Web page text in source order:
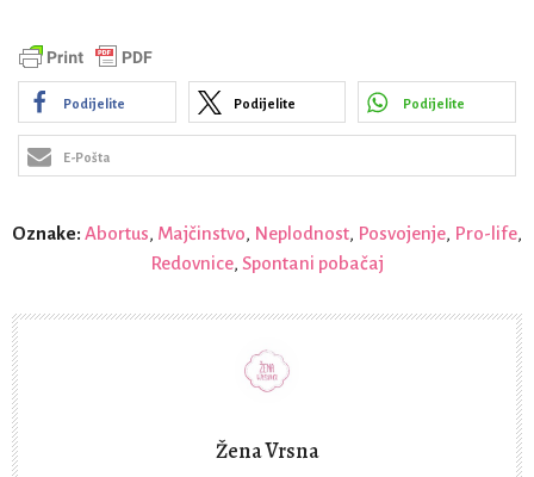
Podijelite Podijelite Podijelite
E-Pošta
Oznake: Abortus, Majčinstvo, Neplodnost, Posvojenje, Pro-life,
Redovnice, Spontani pobačaj
Žena Vrsna